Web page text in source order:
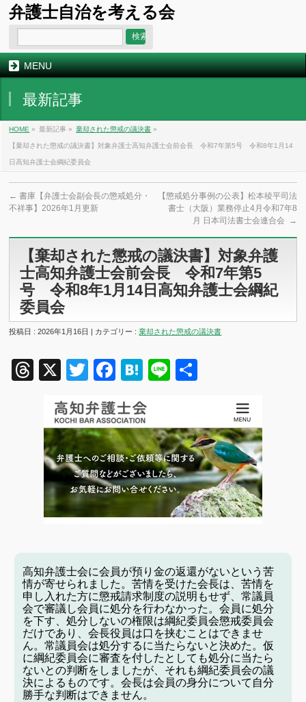
弁護士自治を考える会
MENU
最新記事
HOME » 最新記事 » 棄却された懲戒の議決書 »
【棄却された懲戒の議決書】対象弁護士高知弁護士会前会長 令和7年第5号 令和8年1月14
日高知弁護士会綱紀委員会
← 書庫【弁護士会副会長の懲戒処分・
不祥事】2026年1月更新
【懲戒処分事例の公表】松本稜平司法
書士（大阪）業務停止4月令和7年8
月 日本司法書士会連合会
→
【棄却された懲戒の議決書】対象弁護
士高知弁護士会前会長 令和7年第5
号 令和8年1月14日高知弁護士会綱紀
委員会
投稿日 : 2026年1月16日 | カテゴリー :棄却された懲戒の議決書
Threads
X TwitterFacebook
Hatena
Line
高知弁護士会に会員が預り金の返還がないという苦
情が寄せられました。苦情を受けた会長は、苦情を
申し入れた方に懲戒請求制度の説明もせず、常議員
会で審議し会員に処分を行わなかった。会員に処分
を下す、処分しないの権限は綱紀委員会懲戒委員会
だけであり、会長役員は口を挟むことはできませ
ん。常議員会は処分するに当たらないと決めた。仮
に綱紀委員会に審査を付したとしても処分に当たら
ないとの判断をしましたが、それも綱紀委員会の議
決によるものです。会長は会員の身分について自分
勝手な判断はできません。